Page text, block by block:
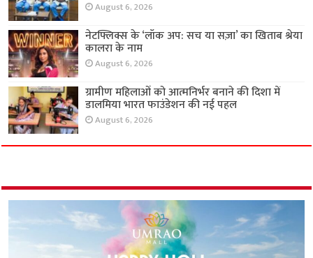
August 6, 2026
नेटफ्लिक्स के ‘लॉक अप: सच या सज़ा’ का खिताब श्रेया
कालरा के नाम
August 6, 2026
ग्रामीण महिलाओं को आत्मनिर्भर बनाने की दिशा में
डालमिया भारत फाउंडेशन की नई पहल
August 6, 2026